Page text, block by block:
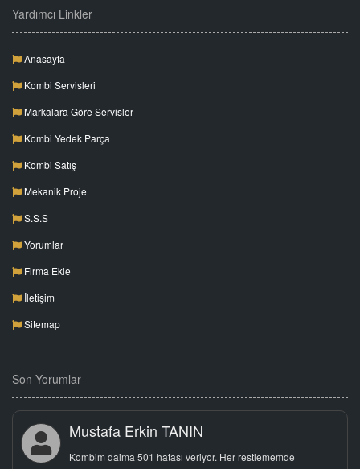
Yardımcı Linkler
Anasayfa
Kombi Servisleri
Markalara Göre Servisler
Kombi Yedek Parça
Kombi Satış
Mekanik Proje
S.S.S
Yorumlar
Firma Ekle
İletişim
Sitemap
Son Yorumlar
Mustafa Erkin TANIN
Kombim daima 501 hatası veriyor. Her restlememde